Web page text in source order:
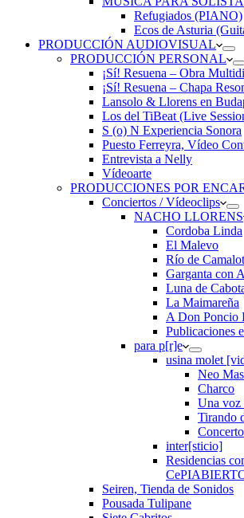
Refugiados (PIANO)
Ecos de Asturia
PRODUCCIÓN AUDIOVISUAL
PRODUCCIÓN PERSONAL
¡Sí! Resuena – Obra
¡Sí! Resuena – Chapa
Lansolo & Llorens en
Los del TiBeat (Live
S (o) N Experiencia Sonora
Puesto Ferreyra, Vídeo
Entrevista a Nelly
Vídeoarte
PRODUCCIONES POR
Conciertos / Vídeoclips
NACHO LLORENS
Cordoba Linda
El Malevo
Río de
Garganta con
Luna de
La Maimareña
A Don Poncio
Publicaciones
para p[r]e
usina molet
Neo
Charco
Una voz
Tirando
Concerto
inter[sticio]
Residencias
Seiren, Tienda de Sonidos
Pousada Tulipane